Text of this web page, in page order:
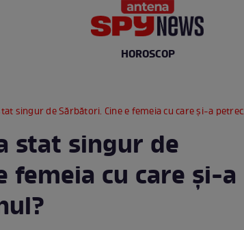
HOROSCOP
de Sărbători. Cine e femeia cu care şi-a petrecut Crăciunul?
stat singur de
femeia cu care şi-a